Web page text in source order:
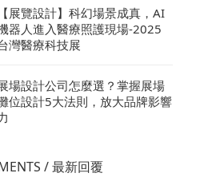
【展覽設計】科幻場景成真，AI
器人進入醫療照護現場-2025
灣醫療科技展
場設計公司怎麼選？掌握展場
位設計5大法則，放大品牌影響
/ 最新回覆